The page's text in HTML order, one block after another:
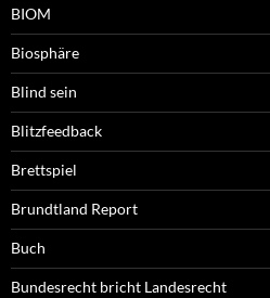
BIOM
Biosphäre
Blind sein
Blitzfeedback
Brettspiel
Brundtland Report
Buch
Bundesrecht bricht Landesrecht